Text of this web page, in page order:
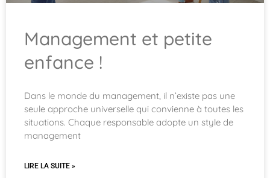
Management et petite
enfance !
Dans le monde du management, il n’existe pas une
seule approche universelle qui convienne à toutes les
situations. Chaque responsable adopte un style de
management
LIRE LA SUITE »